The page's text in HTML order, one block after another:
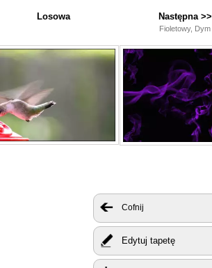
Losowa Następna >>
Fioletowy, Dym
Cofnij
Edytuj tapetę